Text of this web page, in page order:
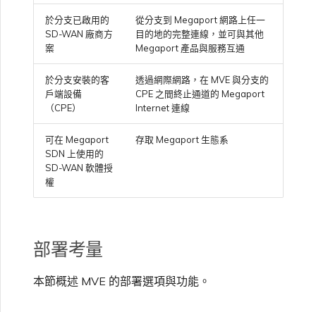
設定財務資訊
更新公司資訊
重設密碼
瞭解位置資訊
服務佈建方式
合作夥伴代管帳戶
限制與配額
Megaport 上雲即服務
變更合約 VXC 的速率
關閉 VXC 以進行容錯移轉測
終止 VXC
Cloudflare
Google MCR 連線
連線
Cloud
Versa SD-WAN
VMware SD-WAN
使用封包過濾
在 MCR 中使用 IPsec
MCR 路由管理
MCR Looking Glass（路由診
終止 MVE
終止 MVE
基於 FGSP 設定 Fortinet 防
火牆高可用性
設定 Palo Alto Networks 高
可用性
VLAN 標記
vNICs
Marketplace 個人檔案
新增和修改使用者
管理使用者角色
管理安全設定
檢視作業日誌
鎖定 Megaport 服務
MVE 定價與合約條款
客戶現場服務
下載帳單
Port 計費
MCR 計費
VXC、Megaport Internet 和
變更 VXC 設定
建立至 AWS 的 VXC
建立至 Azure 的 VXC
建立至 Google Cloud 的
建立 MCR
匯入現有生產服務
使用 Terraform MCP
Server（公開測試版）
Megaport Terraform
Provider 常見問題
Megaport Terraform
Provider 學習資料與資源
Megaport Internet
建立 Juniper 私有連線
在測試環境中測試
網路維護
歐盟數位服務法
於分支已啟用的
SD-WAN 廠商方
案
從分支到 Megaport 網路上任一
目的地的完整連線，並可與其他
Megaport 產品與服務互通
於分支安裝的客
戶端設備
（CPE）
透過網際網路，在 MVE 與分支的
CPE 之間終止通道的 Megaport
Internet 連線
可在 Megaport
SDN 上使用的
SD-WAN 軟體授
權
存取 Megaport 生態系
部署考量
本節概述 MVE 的部署選項與功能。